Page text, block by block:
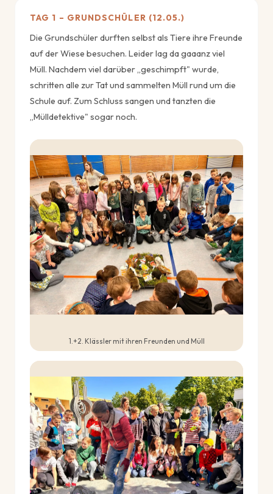
TAG 1 – GRUNDSCHÜLER (12.05.)
Die Grundschüler durften selbst als Tiere ihre Freunde
auf der Wiese besuchen. Leider lag da gaaanz viel
Müll. Nachdem viel darüber „geschimpft" wurde,
schritten alle zur Tat und sammelten Müll rund um die
Schule auf. Zum Schluss sangen und tanzten die
„Mülldetektive" sogar noch.
1.+2. Klässler mit ihren Freunden und Müll